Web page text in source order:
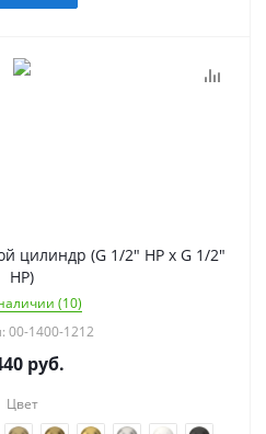
цилиндр (G 1/2" НР х G 1/2"
НР)
(10)
00-1400-1212
руб.
Цвет